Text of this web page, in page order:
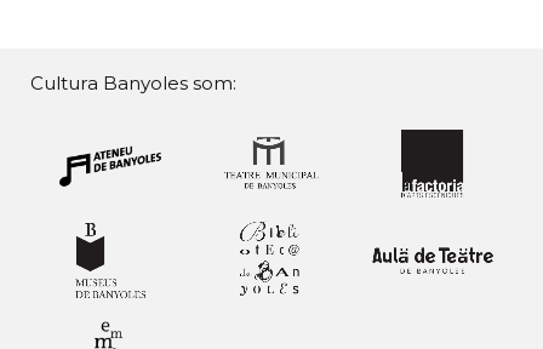
Cultura Banyoles som: